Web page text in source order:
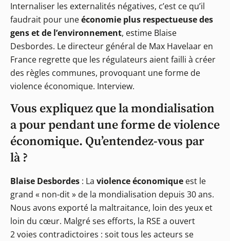
Internaliser les externalités négatives, c’est ce qu’il
faudrait pour uneéconomie plus respectueuse des
gens et de l’environnement, estime Blaise
Desbordes. Le directeur général de Max Havelaar en
France regrette que les régulateurs aient failli à créer
des règles communes, provoquant une forme de
violence économique. Interview.
Vous expliquez que la mondialisation
a pour pendant une forme de violence
économique. Qu’entendez-vous par
là ?
Blaise Desbordes : La violence économique est le
grand « non-dit » de la mondialisation depuis 30 ans.
Nous avons exporté la maltraitance, loin des yeux et
loin du cœur. Malgré ses efforts, la RSE a ouvert
2 voies contradictoires : soit tous les acteurs se